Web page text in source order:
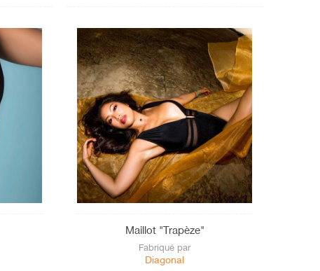
Maillot "Trapèze"
Fabriqué par
Diagonal